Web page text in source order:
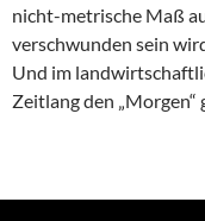
nicht-metrische Maß
verschwunden sein
Und im
Zeitlang den „Morgen“